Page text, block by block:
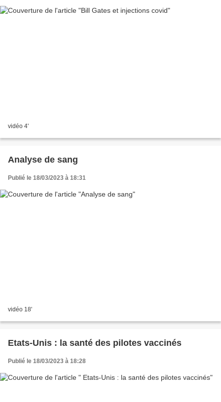
vidéo 4'
Analyse de sang
Publié le 18/03/2023 à 18:31
vidéo 18'
Etats-Unis : la santé des pilotes vaccinés
Publié le 18/03/2023 à 18:28